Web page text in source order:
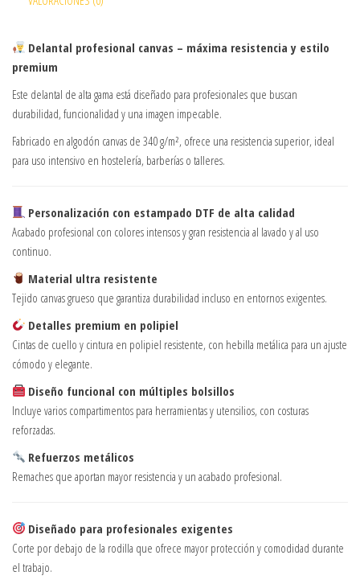
Delantal profesional canvas – máxima resistencia y estilo
premium
Este delantal de alta gama está diseñado para profesionales que buscan
durabilidad, funcionalidad y una imagen impecable.
Fabricado en algodón canvas de 340 g/m², ofrece una resistencia superior, ideal
para uso intensivo en hostelería, barberías o talleres.
Personalización con estampado DTF de alta calidad
Acabado profesional con colores intensos y gran resistencia al lavado y al uso
continuo.
Material ultra resistente
Tejido canvas grueso que garantiza durabilidad incluso en entornos exigentes.
Detalles premium en polipiel
Cintas de cuello y cintura en polipiel resistente, con hebilla metálica para un ajuste
cómodo y elegante.
Diseño funcional con múltiples bolsillos
Incluye varios compartimentos para herramientas y utensilios, con costuras
reforzadas.
Refuerzos metálicos
Remaches que aportan mayor resistencia y un acabado profesional.
Diseñado para profesionales exigentes
Corte por debajo de la rodilla que ofrece mayor protección y comodidad durante
el trabajo.